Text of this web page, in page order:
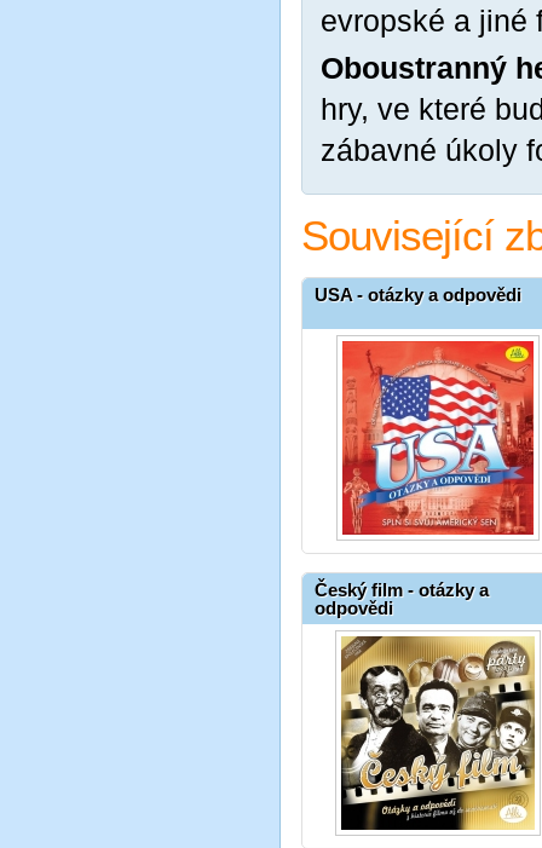
evropské a jiné
Oboustranný
hry, ve které
zábavné úkoly
Související
USA - otázky a odpovědi
Český film - otázky a
odpovědi